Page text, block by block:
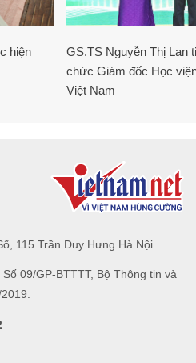
hiện
GS.TS Nguyễn Thị Lan
chức Giám đốc Học
Việt Nam
115 Trần Duy Hưng Hà Nội
09/GP-BTTTT, Bộ Thông tin và